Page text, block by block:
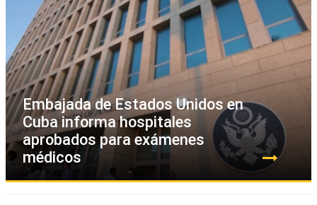
Embajada de Estados Unidos en
Cuba informa hospitales
aprobados para exámenes
médicos